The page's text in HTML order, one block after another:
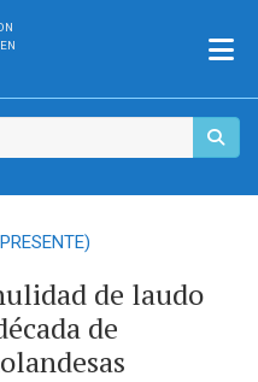
de laudo
de